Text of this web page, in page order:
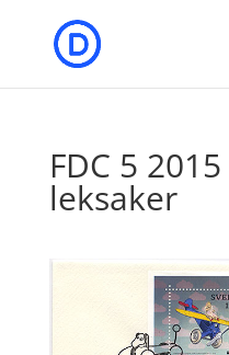
FDC 5
leksaker